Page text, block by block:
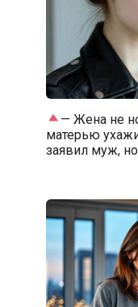
— Жена не
матерью
заявил муж,